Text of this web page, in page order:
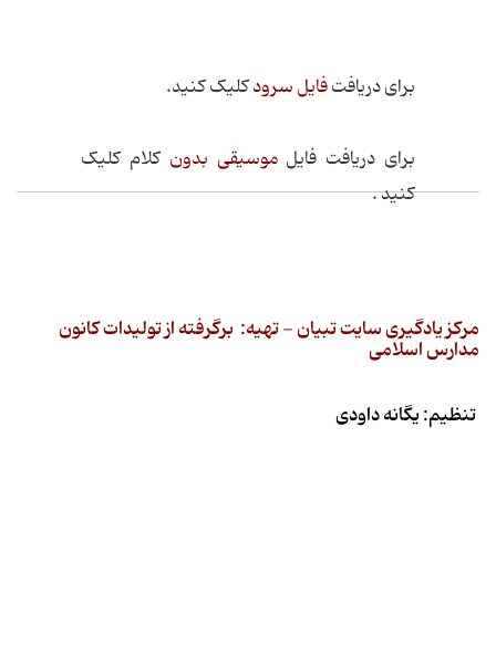
برای دریافتفایل سرودکلیک کنید.
برای دریافت فایلموسیقی بدون کلام کلیک
کنید .
مرکز یادگیری سایت تبیان - تهیه: برگرفته از تولیدات کانون
مدارس اسلامی
تنظیم: یگانه داودی